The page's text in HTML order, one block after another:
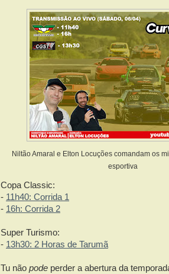
Niltão Amaral e Elton Locuções comandam os
esportiva
Copa Classic:
- 11h40: Corrida 1
- 16h: Corrida 2
Super Turismo:
- 13h30: 2 Horas de Tarumã
Tu não pode perder a abertura da